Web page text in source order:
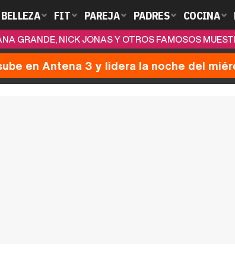
BELLEZA FIT PAREJA PADRES COCINA
GRANDE, NICK JONAS Y OTROS FAMOSOS
en Antena 3 y lidera la noche del